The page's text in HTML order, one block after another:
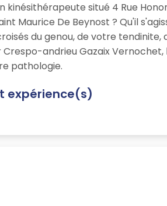
situé 4 Rue
Maurice De Beynost ? Qu'il
du genou, de votre tendinite,
andrieu Gazaix
pathologie.
expérience(s)